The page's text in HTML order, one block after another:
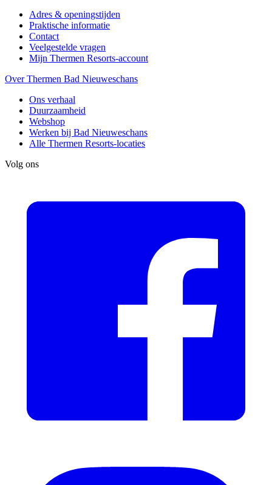
Adres & openingstijden
Praktische informatie
Contact
Veelgestelde vragen
Mijn Thermen Resorts-account
Over Thermen Bad Nieuweschans
Ons verhaal
Duurzaamheid
Webshop
Werken bij Bad Nieuweschans
Alle Thermen Resorts-locaties
Volg ons